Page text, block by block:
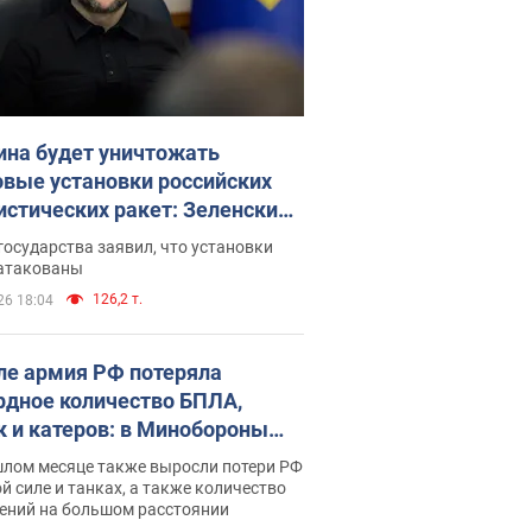
будет уничтожать
установки российских
ракет: Зеленский
заседание СНБО
заявил, что установки
18:04 126,2 т.
армия РФ потеряла
количество БПЛА,
и катеров: в Минобороны
статистику
месяце также выросли потери РФ
силе и танках, а также количество
на большом расстоянии